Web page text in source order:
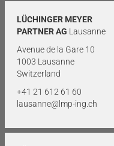
LÜCHINGER MEYER
PARTNER AG Lausanne
Avenue de la Gare 10
1003 Lausanne
Switzerland
+41 21 612 61 60
lausanne@lmp-ing.ch